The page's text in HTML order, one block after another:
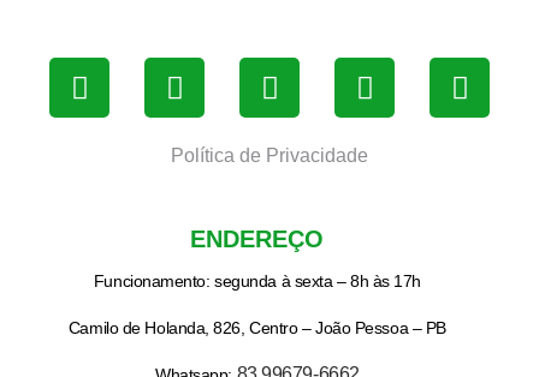
Política de Privacidade
ENDEREÇO
Funcionamento: segunda à sexta – 8h às 17h
Camilo de Holanda, 826, Centro – João Pessoa – PB